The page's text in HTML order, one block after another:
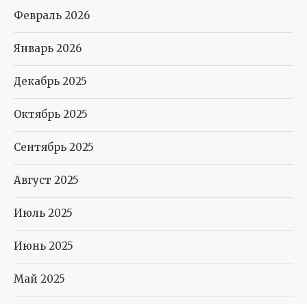
Февраль 2026
Январь 2026
Декабрь 2025
Октябрь 2025
Сентябрь 2025
Август 2025
Июль 2025
Июнь 2025
Май 2025